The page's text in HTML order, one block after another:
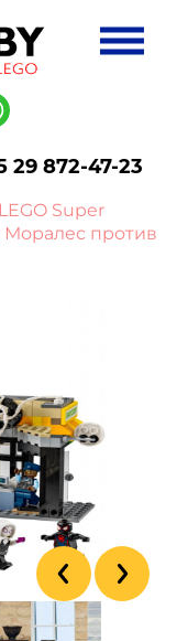
29 872-47-23
Super
против